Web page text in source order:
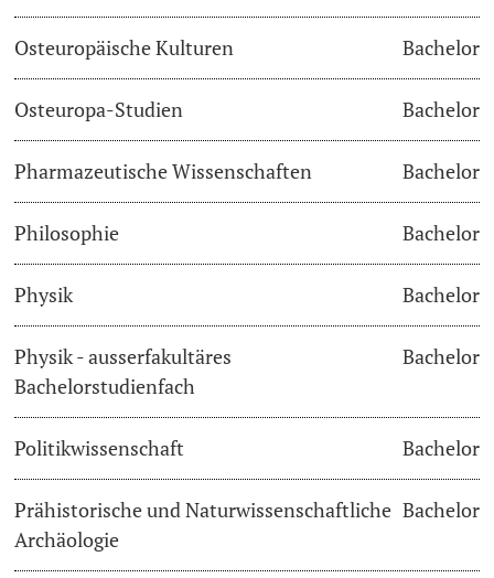
Osteuropäische Kulturen Bachelor
Osteuropa-Studien Bachelor
Pharmazeutische Wissenschaften Bachelor
Philosophie Bachelor
Physik Bachelor
Physik - ausserfakultäres
Bachelorstudienfach
Bachelor
Politikwissenschaft Bachelor
Prähistorische und Naturwissenschaftliche
Archäologie
Bachelor